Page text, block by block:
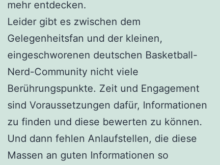
mehr entdecken.
Leider gibt es zwischen dem
Gelegenheitsfan und der kleinen,
eingeschworenen deutschen Basketball-
Nerd-Community nicht viele
Berührungspunkte. Zeit und Engagement
sind Voraussetzungen dafür, Informationen
zu finden und diese bewerten zu können.
Und dann fehlen Anlaufstellen, die diese
Massen an guten Informationen so